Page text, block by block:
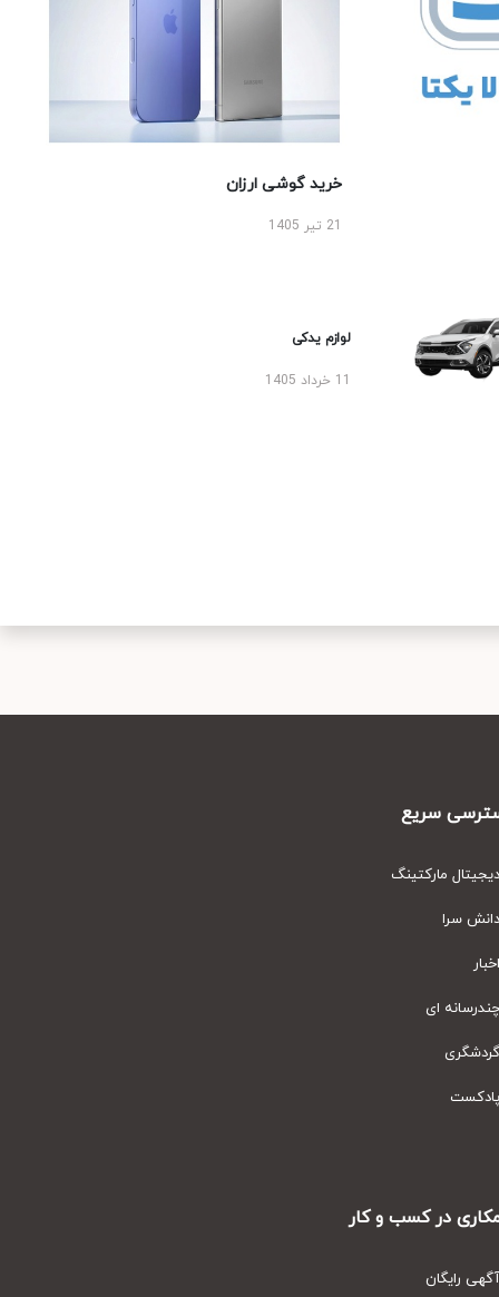
خرید گوشی ارزان
لوازم یدکی
سریع
مارکتینگ
سرا
ای
در کسب و کار
رایگان